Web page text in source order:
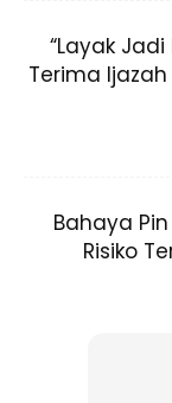
“Layak
Terima
Bahaya
Risiko